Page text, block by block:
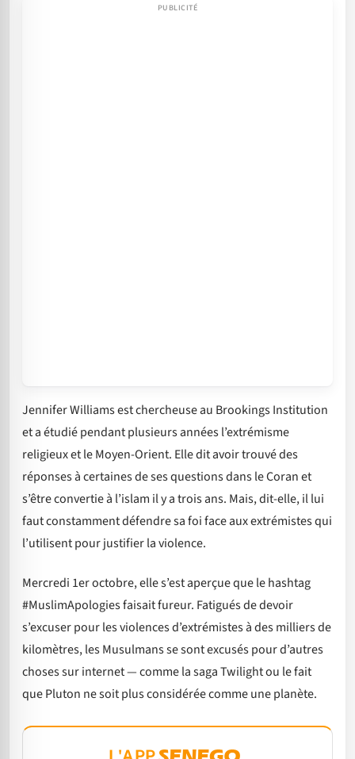
Jennifer Williams est chercheuse au Brookings Institution
et a étudié pendant plusieurs années l’extrémisme
religieux et le Moyen-Orient. Elle dit avoir trouvé des
réponses à certaines de ses questions dans le Coran et
s’être convertie à l’islam il y a trois ans. Mais, dit-elle, il lui
faut constamment défendre sa foi face aux extrémistes qui
l’utilisent pour justifier la violence.
Mercredi 1er octobre, elle s’est aperçue que le hashtag
#MuslimApologies faisait fureur. Fatigués de devoir
s’excuser pour les violences d’extrémistes à des milliers de
kilomètres, les Musulmans se sont excusés pour d’autres
choses sur internet — comme la saga Twilight ou le fait
que Pluton ne soit plus considérée comme une planète.